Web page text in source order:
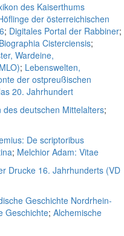
des Kaiserthums
der österreichischen
; Digitales Portal der Rabbiner;
Biographia Cisterciensis;
Wardeine,
; Lebenswelten,
der ostpreußischen
20. Jahrhundert
des deutschen Mittelalters;
De scriptoribus
; Melchior Adam: Vitae
Drucke 16. Jahrhunderts (VD
Geschichte Nordrhein-
Geschichte; Alchemische